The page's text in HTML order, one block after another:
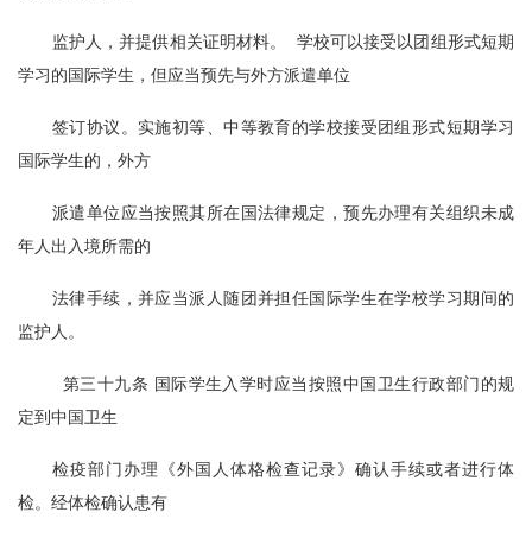
监护人，并提供相关证明材料。  学校可以接受以团组形式短期
学习的国际学生，但应当预先与外方派遣单位
签订协议。实施初等、中等教育的学校接受团组形式短期学习
国际学生的，外方
派遣单位应当按照其所在国法律规定，预先办理有关组织未成
年人出入境所需的
法律手续，并应当派人随团并担任国际学生在学校学习期间的
监护人。
  第三十九条 国际学生入学时应当按照中国卫生行政部门的规
定到中国卫生
检疫部门办理《外国人体格检查记录》确认手续或者进行体
检。经体检确认患有